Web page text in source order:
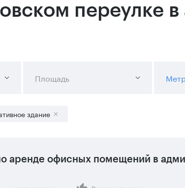
переулке
Площадь
здание
аренде офисных помещений в